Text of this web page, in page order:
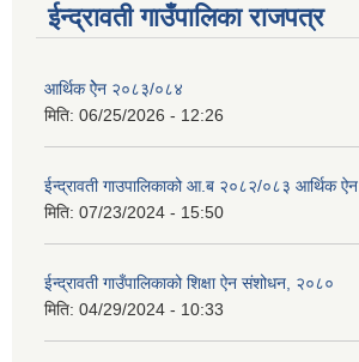
ईन्द्रावती गाउँपालिका राजपत्र
आर्थिक ऐेन २०८३/०८४
मिति: 06/25/2026 - 12:26
ईन्द्रावती गाउपालिकाको आ.ब २०८२/०८३ आर्थिक ऐन
मिति: 07/23/2024 - 15:50
ईन्द्रावती गाउँपालिकाको शिक्षा ऐन संशोधन, २०८०
मिति: 04/29/2024 - 10:33